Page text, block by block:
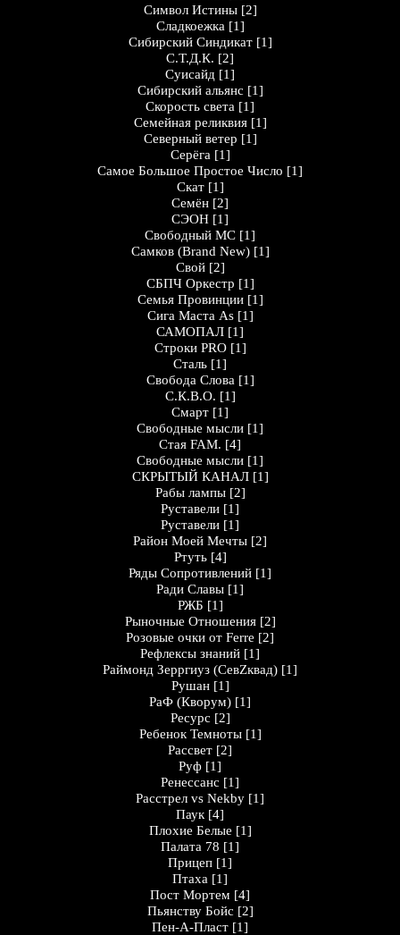
Символ Истины [2]
Сладкоежка [1]
Сибирский Синдикат [1]
С.Т.Д.К. [2]
Суисайд [1]
Сибирский альянс [1]
Скорость света [1]
Семейная реликвия [1]
Северный ветер [1]
Серёга [1]
Самое Большое Простое Число [1]
Скат [1]
Семён [2]
СЭОН [1]
Свободный МС [1]
Самков (Brand New) [1]
Свой [2]
СБПЧ Оркестр [1]
Семья Провинции [1]
Сига Маста As [1]
САМОПАЛ [1]
Строки PRO [1]
Сталь [1]
Свобода Слова [1]
С.К.В.О. [1]
Смарт [1]
Свободные мысли [1]
Стая FAM. [4]
Свободные мысли [1]
СКРЫТЫЙ КАНАЛ [1]
Рабы лампы [2]
Руставели [1]
Руставели [1]
Район Моей Мечты [2]
Ртуть [4]
Ряды Сопротивлений [1]
Ради Славы [1]
РЖБ [1]
Рыночные Отношения [2]
Розовые очки от Ferre [2]
Рефлексы знаний [1]
Раймонд Зерргиуз (СевZквад) [1]
Рушан [1]
РаФ (Кворум) [1]
Ресурс [2]
Ребенок Темноты [1]
Рассвет [2]
Руф [1]
Ренессанс [1]
Расстрел vs Nekby [1]
Паук [4]
Плохие Белые [1]
Палата 78 [1]
Прицеп [1]
Птаха [1]
Пост Мортем [4]
Пьянству Бойс [2]
Пен-А-Пласт [1]